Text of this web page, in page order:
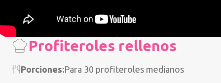
Profiteroles rellenos
Porciones:Para 30 profiteroles medianos